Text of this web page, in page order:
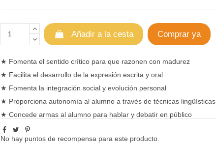
Añadir a la cesta Comprar ya
★ Fomenta el sentido crítico para que razonen con madurez
★ Facilita el desarrollo de la expresión escrita y oral
★ Fomenta la integración social y evolución personal
★ Proporciona autonomía al alumno a través de técnicas lingüísticas
★ Concede armas al alumno para hablar y debatiren público
No hay puntos de recompensa para este producto.